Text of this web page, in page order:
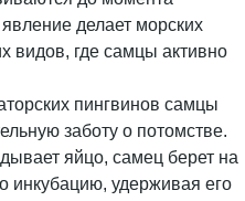
делает морских
видов, где самцы активно
пингвинов самцы
заботу о потомстве.
яйцо, самец берет на
инкубацию, удерживая его